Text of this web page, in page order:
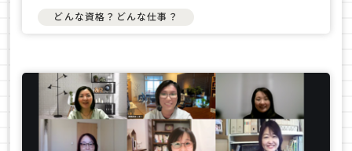
どんな資格？どんな仕事？